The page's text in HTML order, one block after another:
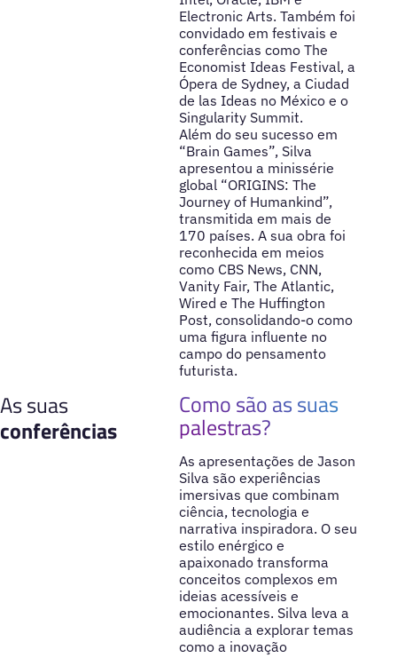
Electronic Arts. Também foi
convidado em festivais e
conferências como The
Economist Ideas Festival, a
Ópera de Sydney, a Ciudad
de las Ideas no México e o
Singularity Summit.
Além do seu sucesso em
“Brain Games”, Silva
apresentou a minissérie
global “ORIGINS: The
Journey of Humankind”,
transmitida em mais de
170 países. A sua obra foi
reconhecida em meios
como CBS News, CNN,
Vanity Fair, The Atlantic,
Wired e The Huffington
Post, consolidando-o como
uma figura influente no
campo do pensamento
futurista.
As suas
conferências
Como são as suas
palestras?
As apresentações de Jason
Silva são experiências
imersivas que combinam
ciência, tecnologia e
narrativa inspiradora. O seu
estilo enérgico e
apaixonado transforma
conceitos complexos em
ideias acessíveis e
emocionantes. Silva leva a
audiência a explorar temas
como a inovação